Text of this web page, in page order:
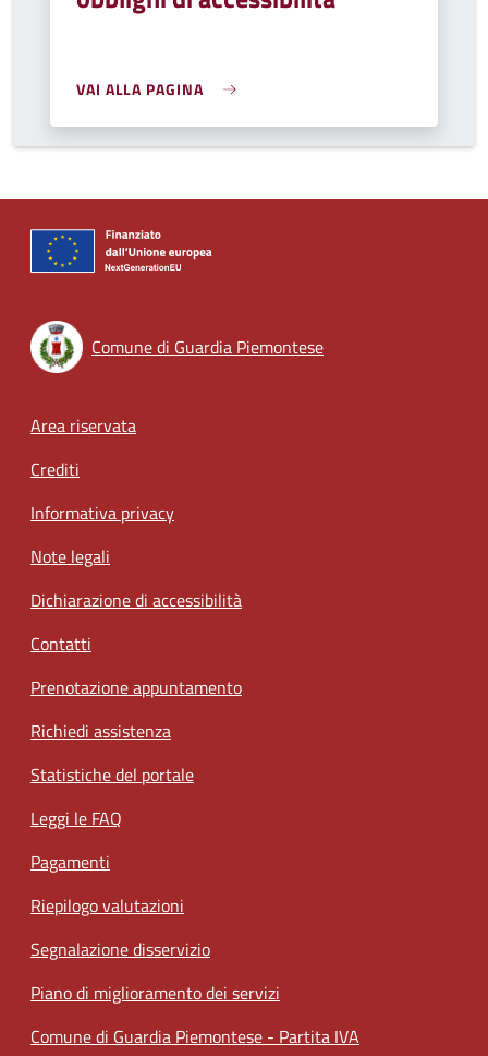
VAI ALLA PAGINA
Comune di Guardia Piemontese
Footer menu
Area riservata
Crediti
Informativa privacy
Note legali
Dichiarazione di accessibilità
Contatti
Prenotazione appuntamento
Richiedi assistenza
Statistiche del portale
Leggi le FAQ
Pagamenti
Riepilogo valutazioni
Segnalazione disservizio
Piano di miglioramento dei servizi
Comune di Guardia Piemontese - Partita IVA